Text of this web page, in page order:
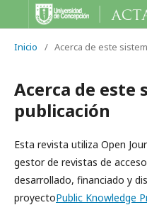
Inicio / Acerca de este
Acerca de este
publicación
Esta revista utiliza Open
gestor de revistas de
desarrollado, financiado y
proyectoPublic Knowledge